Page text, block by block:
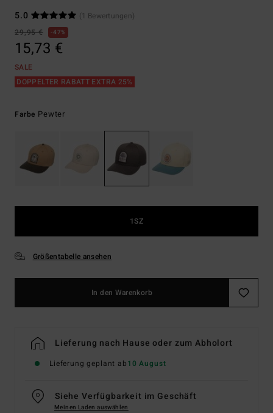
5.0
(1 Bewertungen)
29,95 €
47%
15,73 €
SALE
DOPPELTER RABATT EXTRA 25%
Farbe Pewter
1SZ
Größentabelle ansehen
In den Warenkorb
Lieferung nach Hause oder zum Abholort
Lieferung geplant ab10 August
Siehe Verfügbarkeit im Geschäft
Meinen Laden auswählen